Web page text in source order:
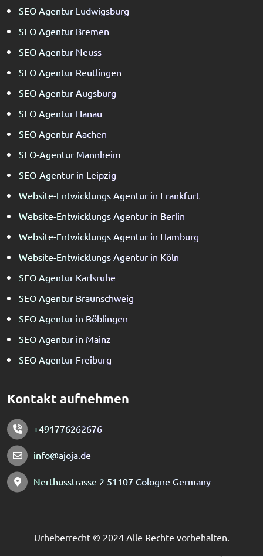
SEO Agentur Ludwigsburg
SEO Agentur Bremen
SEO Agentur Neuss
SEO Agentur Reutlingen
SEO Agentur Augsburg
SEO Agentur Hanau
SEO Agentur Aachen
SEO-Agentur Mannheim
SEO-Agentur in Leipzig
Website-Entwicklungs Agentur in Frankfurt
Website-Entwicklungs Agentur in Berlin
Website-Entwicklungs Agentur in Hamburg
Website-Entwicklungs Agentur in Köln
SEO Agentur Karlsruhe
SEO Agentur Braunschweig
SEO Agentur in Böblingen
SEO Agentur in Mainz
SEO Agentur Freiburg
Kontakt aufnehmen
+491776262676
info@ajoja.de
Nerthusstrasse 2 51107 Cologne Germany
Urheberrecht © 2024 Alle Rechte vorbehalten.